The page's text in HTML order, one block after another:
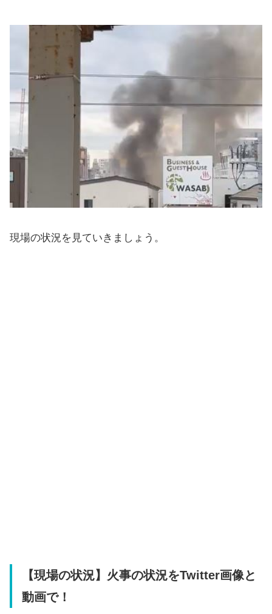
現場の状況を見ていきましょう。
【現場の状況】火事の状況をTwitter画像と
動画で！